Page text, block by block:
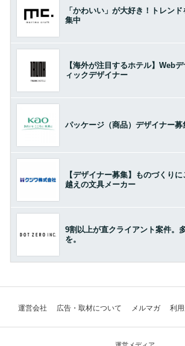
「かわいい」が大好き！トレン
集中
【海外が注目するホテル】Web
ィックデザイナー
パッケージ（商品）デザイナー募
【デザイナー募集】ものづくり
越えの文具メーカー
9割以上が直クライアント案件。
を。
運営会社 広告・取材について メルマガ 利